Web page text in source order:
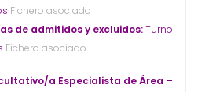
Fichero asociado
de admitidos y excluidos:Turno
Fichero asociado
a Especialista de Área –